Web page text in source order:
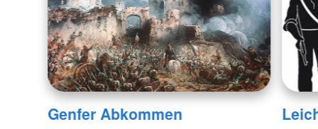
Genfer Abkommen